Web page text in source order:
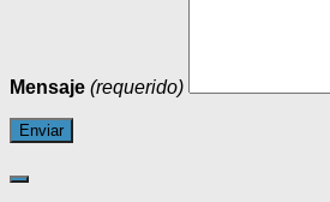
Mensaje (requerido)